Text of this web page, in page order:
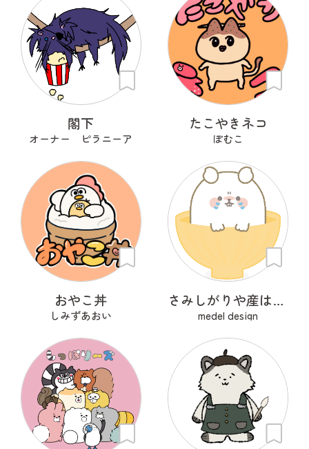
閣下
オーナー ピラニーア
たこやきネコ
ぽむこ
おやこ丼
しみずあおい
さみしがりや産はんちゃん
medel design